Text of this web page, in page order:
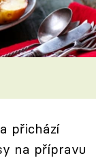
přichází
na přípravu